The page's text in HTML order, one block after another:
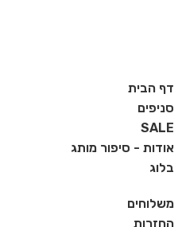
דף הבית
סניפים
SALE
אודות - סיפור מותג
בלוג
משלוחים
החזרות